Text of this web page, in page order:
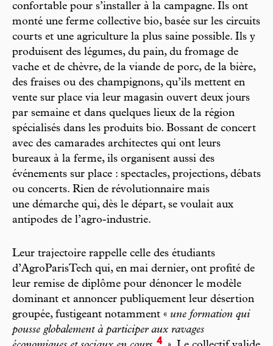
confortable pour s’installer à la campagne. Ils ont
monté une ferme collective bio, basée sur les circuits
courts et une agriculture la plus saine possible. Ils y
produisent des légumes, du pain, du fromage de
vache et de chèvre, de la viande de porc, de la bière,
des fraises ou des champignons, qu’ils mettent en
vente sur place via leur magasin ouvert deux jours
par semaine et dans quelques lieux de la région
spécialisés dans les produits bio. Bossant de concert
avec des camarades architectes qui ont leurs
bureaux à la ferme, ils organisent aussi des
événements sur place : spectacles, projections, débats
ou concerts. Rien de révolutionnaire mais
une démarche qui, dès le départ, se voulait aux
antipodes de l’agro-industrie.
Leur trajectoire rappelle celle des étudiants
d’AgroParisTech qui, en mai dernier, ont profité de
leur remise de diplôme pour dénoncer le modèle
dominant et annoncer publiquement leur désertion
groupée, fustigeant notamment « une formation qui
pousse globalement à participer aux ravages
4